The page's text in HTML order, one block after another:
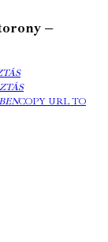
–
COPY URL TO